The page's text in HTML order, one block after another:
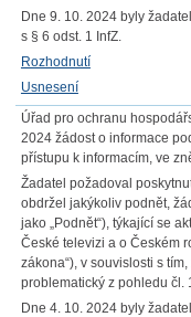
Dne 9. 10. 2024 byly
s § 6 odst. 1 InfZ.
Rozhodnutí
Usnesení
Úřad pro ochranu
2024 žádost o informace
přístupu k informacím, ve
Žadatel požadoval
obdržel jakýkoliv podnět,
jako „Podnět“), týkající se
České televizi a o Českém
zákona“), v souvislosti s
problematický z pohledu čl.
Dne 4. 10. 2024 byly